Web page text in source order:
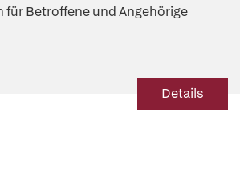
Betroffene und Angehörige
Details